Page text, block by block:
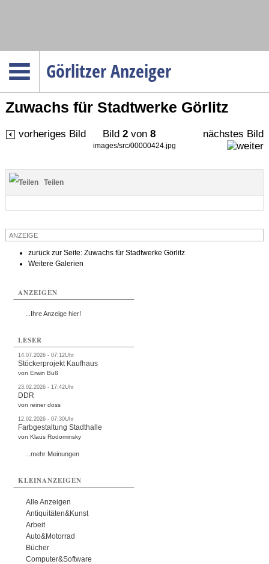
Görlitzer Anzeiger
Menüpunkte
Startseite
Service
Sport
Zuwachs für Stadtwerke Görlitz
vorheriges Bild Bild2 von8 nächstes Bild
images/src/00000424.jpg
Teilen
ANZEIGE
zurück zur Seite: Zuwachs für Stadtwerke Görlitz
Weitere Galerien
ANZEIGEN
...Ihre Anzeige hier!
LESER
14.07.2026 - 07:12Uhr
Stöckerprojekt Kaufhaus
von Erwin Buß
23.02.2026 - 17:42Uhr
DDR
von reiner doss
12.02.2026 - 07:30Uhr
Farbgestaltung Stadthalle
von Klaus Rodominsky
...mehr Meinungen
KLEINANZEIGEN
Alle Anzeigen
Antiquitäten&Kunst
Arbeit
Auto&Motorrad
Bücher
Computer&Software